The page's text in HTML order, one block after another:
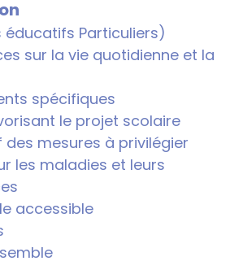
pas l’exposé du
que tel.
doit être adaptée par
respect de l’individu en
et adulte, et prendre en
d’une même
selon chaque
sur un site
de ses
éducatifs Particuliers)
sur la vie quotidienne et la
spécifiques
le projet scolaire
des mesures à privilégier
les maladies et leurs
accessible